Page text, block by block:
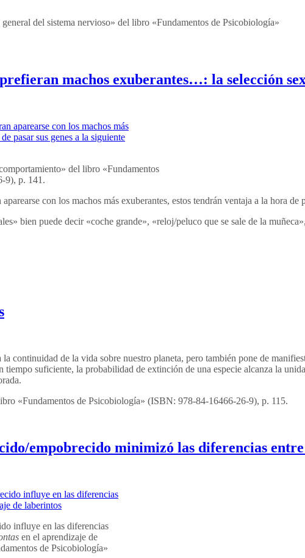
del sistema nervioso» del libro «Fundamentos de Psicobiología»
machos exuberantes…: la selección
del libro «Fundamentos
9), p. 141.
con los machos más exuberantes, estos tendrán ventaja a la hora de
bien puede decir «coche grande», «reloj/peluco que se sale de la
continuidad de la vida sobre nuestro planeta, pero también pone de
suficiente, la probabilidad de extinción de una especie alcanza la
«Fundamentos de Psicobiología» (ISBN: 978-84-16466-26-9), p. 115.
empobrecido minimizó las diferencias
influye en las diferencias
en el aprendizaje de
de Psicobiología»